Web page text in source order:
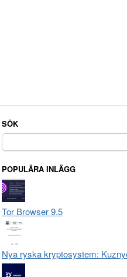
SÖK
Sök
efter:
POPULÄRA INLÄGG
Tor Browser 9.5
Nya ryska kryptosystem: